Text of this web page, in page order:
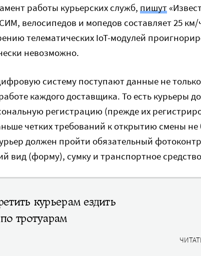
работы курьерских служб, пишут
велосипедов и мопедов составляет 25 км/
телематических IoT-модулей
невозможно.
систему поступают данные не
каждого доставщика. То есть курьеры
регистрацию (прежде их
четких требований к открытию смены не
должен пройти обязательный
вид (форму), сумку и транспортное
курьерам ездить
тротуарам